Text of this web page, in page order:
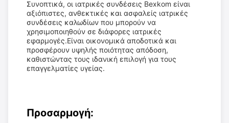
Συνοπτικά, οι ιατρικές συνδέσεις Bexkom είναι
αξιόπιστες, ανθεκτικές και ασφαλείς ιατρικές
συνδέσεις καλωδίων που μπορούν να
χρησιμοποιηθούν σε διάφορες ιατρικές
εφαρμογές.Είναι οικονομικά αποδοτικά και
προσφέρουν υψηλής ποιότητας απόδοση,
καθιστώντας τους ιδανική επιλογή για τους
επαγγελματίες υγείας.
Προσαρμογή: